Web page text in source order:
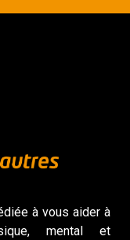
à vous aider à
mental et